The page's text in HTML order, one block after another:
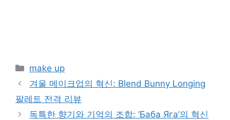
Categories
make up
겨울 메이크업의 혁신: Blend Bunny Longing
팔레트 전격 리뷰
독특한 향기와 기억의 조합: ‘Баба Яга’의 혁신